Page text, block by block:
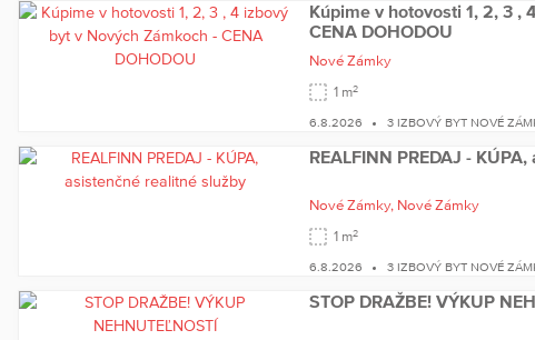
Kúpime v hotovosti 1, 2, 3 ,
CENA DOHODOU
Nové Zámky
1 m2
6.8.2026 3 IZBOVÝ BYT NOVÉ
REALFINN PREDAJ -
Nové Zámky, Nové Zámky
1 m2
6.8.2026 3 IZBOVÝ BYT NOVÉ
STOP DRAŽBE! VÝKUP